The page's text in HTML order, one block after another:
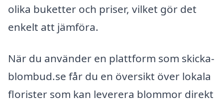
olika buketter och priser, vilket gör det
enkelt att jämföra.
När du använder en plattform som skicka-
blombud.se får du en översikt över lokala
florister som kan leverera blommor direkt